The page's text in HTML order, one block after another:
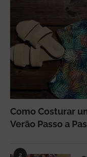
Como Costurar
Verão Passo a
2